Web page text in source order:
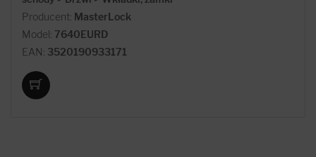
Producent: MasterLock
Model: 7640EURD
EAN: 3520190933171